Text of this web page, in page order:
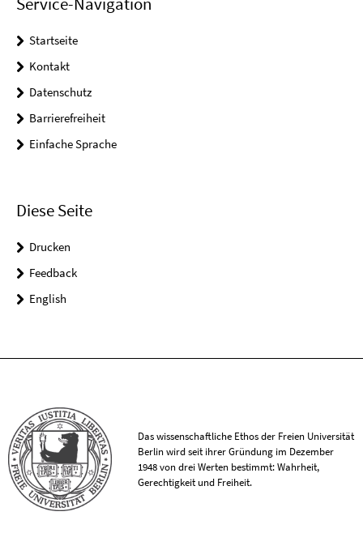
Startseite
Kontakt
Datenschutz
Barrierefreiheit
Einfache Sprache
Diese Seite
Drucken
Feedback
English
Das wissenschaftliche Ethos der Freien Universität
Berlin wird seit ihrer Gründung im Dezember
1948 von drei Werten bestimmt: Wahrheit,
Gerechtigkeit und Freiheit.